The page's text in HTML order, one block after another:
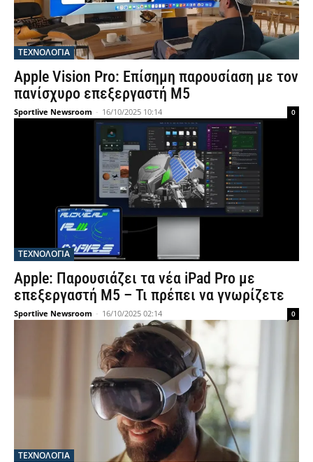
ΤΕΧΝΟΛΟΓΙΑ
Apple Vision Pro: Επίσημη παρουσίαση με τον
πανίσχυρο επεξεργαστή M5
Sportlive Newsroom - 16/10/2025 10:14 0
ΤΕΧΝΟΛΟΓΙΑ
Apple: Παρουσιάζει τα νέα iPad Pro με
επεξεργαστή M5 – Τι πρέπει να γνωρίζετε
Sportlive Newsroom - 16/10/2025 02:14 0
ΤΕΧΝΟΛΟΓΙΑ